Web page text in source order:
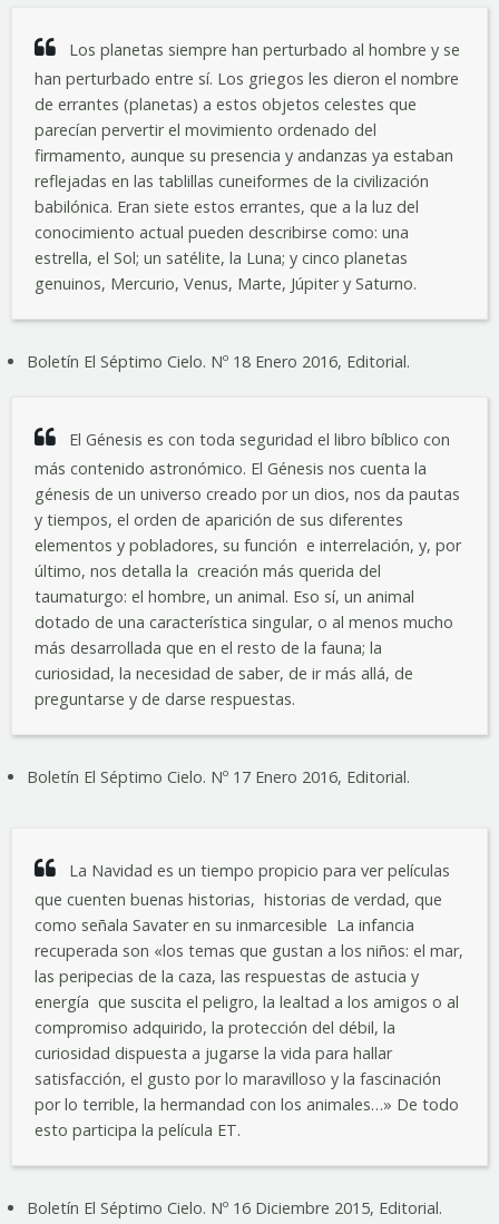
Los planetas siempre han perturbado al hombre y se
han perturbado entre sí. Los griegos les dieron el nombre
de errantes (planetas) a estos objetos celestes que
parecían pervertir el movimiento ordenado del
firmamento, aunque su presencia y andanzas ya estaban
reflejadas en las tablillas cuneiformes de la civilización
babilónica. Eran siete estos errantes, que a la luz del
conocimiento actual pueden describirse como: una
estrella, el Sol; un satélite, la Luna; y cinco planetas
genuinos, Mercurio, Venus, Marte, Júpiter y Saturno.
Boletín El Séptimo Cielo. Nº 18 Enero 2016, Editorial.
El Génesis es con toda seguridad el libro bíblico con
más contenido astronómico. El Génesis nos cuenta la
génesis de un universo creado por un dios, nos da pautas
y tiempos, el orden de aparición de sus diferentes
elementos y pobladores, su función e interrelación, y, por
último, nos detalla la creación más querida del
taumaturgo: el hombre, un animal. Eso sí, un animal
dotado de una característica singular, o al menos mucho
más desarrollada que en el resto de la fauna; la
curiosidad, la necesidad de saber, de ir más allá, de
preguntarse y de darse respuestas.
Boletín El Séptimo Cielo. Nº 17 Enero 2016, Editorial.
La Navidad es un tiempo propicio para ver películas
que cuenten buenas historias, historias de verdad, que
como señala Savater en su inmarcesible La infancia
recuperada son «los temas que gustan a los niños: el mar,
las peripecias de la caza, las respuestas de astucia y
energía que suscita el peligro, la lealtad a los amigos o al
compromiso adquirido, la protección del débil, la
curiosidad dispuesta a jugarse la vida para hallar
satisfacción, el gusto por lo maravilloso y la fascinación
por lo terrible, la hermandad con los animales…» De todo
esto participa la película ET.
Boletín El Séptimo Cielo. Nº 16 Diciembre 2015, Editorial.